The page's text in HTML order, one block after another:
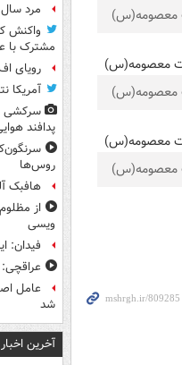
معصومه(س)
معصومه(س)
معصومه(س)
مرد سال
واکنش
مشترک با
رویای اف-۳۵ ترکیه در
آمریکا
سرکشی
پدافند
روس‌ها
هافبک
از
ویسی
فیدان:
عراقچی:
عامل
شد
آخرین اخبار